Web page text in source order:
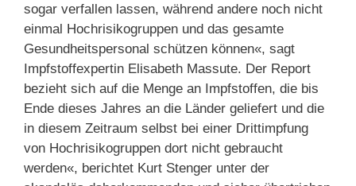
sogar verfallen lassen, während andere noch nicht
einmal Hochrisikogruppen und das gesamte
Gesundheitspersonal schützen können«, sagt
Impfstoffexpertin Elisabeth Massute. Der Report
bezieht sich auf die Menge an Impfstoffen, die bis
Ende dieses Jahres an die Länder geliefert und die
in diesem Zeitraum selbst bei einer Drittimpfung
von Hochrisikogruppen dort nicht gebraucht
werden«, berichtet Kurt Stenger unter der